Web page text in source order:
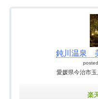
鈍川温泉
愛媛県今治市
楽